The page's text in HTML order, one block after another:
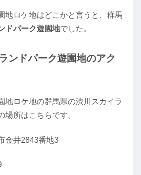
地ロケ地はどこかと言うと、群馬
ドパーク遊園地でした。
ンドパーク遊園地のアク
地ロケ地の群馬県の渋川スカイラ
場所はこちらです。
金井2843番地3